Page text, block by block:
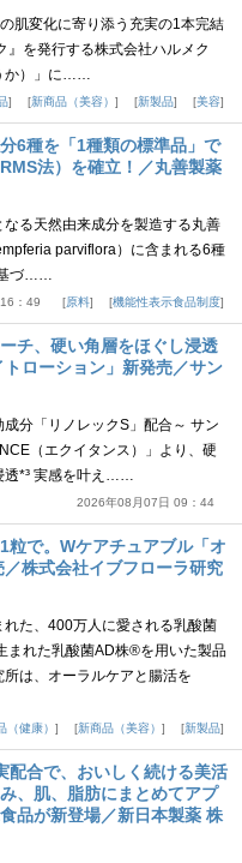
肌変化に寄り添う充実の1本完結
を発行する株式会社ハルメク
か）」に……
新商品（美容） 新製品 美容
6種を「1種類の標準品」で
法）を確立！／丸善製薬
る天然由来成分を製造する丸善
parviflora）に含まれる6種
基づ……
：49 原料 機能性表示食品制度
チ、硬い角層をほぐし浸透
トローション」新発売／サン
成分「リノレックS」配合～ サン
（エクイタンス）」より、硬
透*³ 実感を叶え……
2026年08月07日 09：44
粒で。Wケアチュアブル「オ
株式会社イブフローラ研究
た、400万人に愛される乳酸菌
まれた乳酸菌AD株®を用いた製品
は、オーラルケアと腸活を
（健康） 新商品（美容） 新製品
配合で、おいしく続ける美活
、肌、脂肪にまとめてアプ
品が新登場／新日本製薬 株